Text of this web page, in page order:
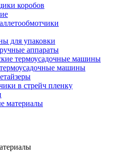
коробов
для упаковки
аппараты
термоусадочные машины
машины
в стрейч пленку
материалы